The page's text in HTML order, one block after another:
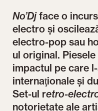
No’Djface o
electro şi
electro-pop sau
ul original.
impactul pe care
internaţionale şi
Set-ul retro-
notorietate ale